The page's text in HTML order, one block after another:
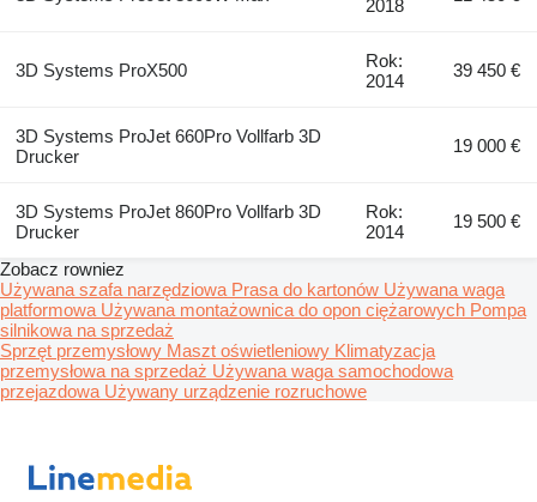
2018
3D Systems ProX500
Rok:
2014
39 450 €
3D Systems ProJet 660Pro Vollfarb 3D
Drucker
19 000 €
3D Systems ProJet 860Pro Vollfarb 3D
Drucker
Rok:
2014
19 500 €
Zobacz rowniez
Używana szafa narzędziowa Prasa do kartonów Używana waga
platformowa Używana montażownica do opon ciężarowych Pompa
silnikowa na sprzedaż
Sprzęt przemysłowy Maszt oświetleniowy Klimatyzacja
przemysłowa na sprzedaż Używana waga samochodowa
przejazdowa Używany urządzenie rozruchowe